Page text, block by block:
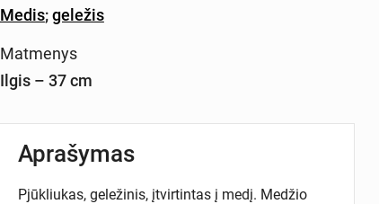
Medis;geležis
Matmenys
Ilgis – 37 cm
Aprašymas
Pjūkliukas, geležinis, įtvirtintas į medį. Medžio